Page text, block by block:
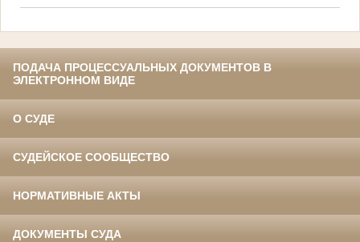
ПОДАЧА ПРОЦЕССУАЛЬНЫХ ДОКУМЕНТОВ В
ЭЛЕКТРОННОМ ВИДЕ
О СУДЕ
СУДЕЙСКОЕ СООБЩЕСТВО
НОРМАТИВНЫЕ АКТЫ
ДОКУМЕНТЫ СУДА